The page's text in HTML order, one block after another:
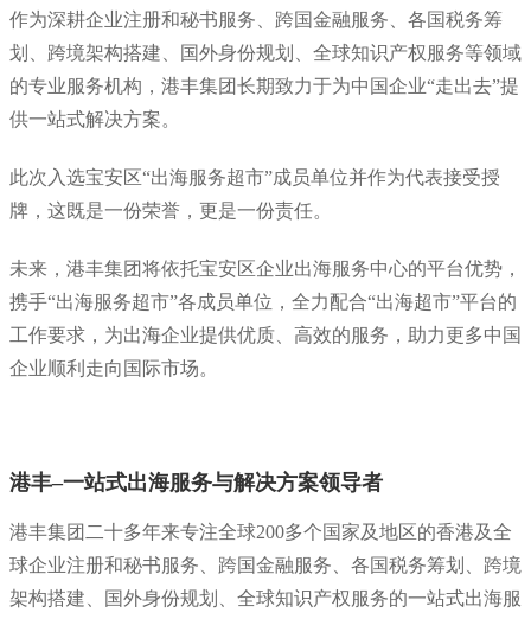
作为深耕企业注册和秘书服务、跨国金融服务、各国税务筹
划、跨境架构搭建、国外身份规划、全球知识产权服务等领域
的专业服务机构，港丰集团长期致力于为中国企业“走出去”提
供一站式解决方案。
此次入选宝安区“出海服务超市”成员单位并作为代表接受授
牌，这既是一份荣誉，更是一份责任。
未来，港丰集团将依托宝安区企业出海服务中心的平台优势，
携手“出海服务超市”各成员单位，全力配合“出海超市”平台的
工作要求，为出海企业提供优质、高效的服务，助力更多中国
企业顺利走向国际市场。
港丰–一站式出海服务与解决方案领导者
港丰集团二十多年来专注全球200多个国家及地区的香港及全
球企业注册和秘书服务、跨国金融服务、各国税务筹划、跨境
架构搭建、国外身份规划、全球知识产权服务的一站式出海服